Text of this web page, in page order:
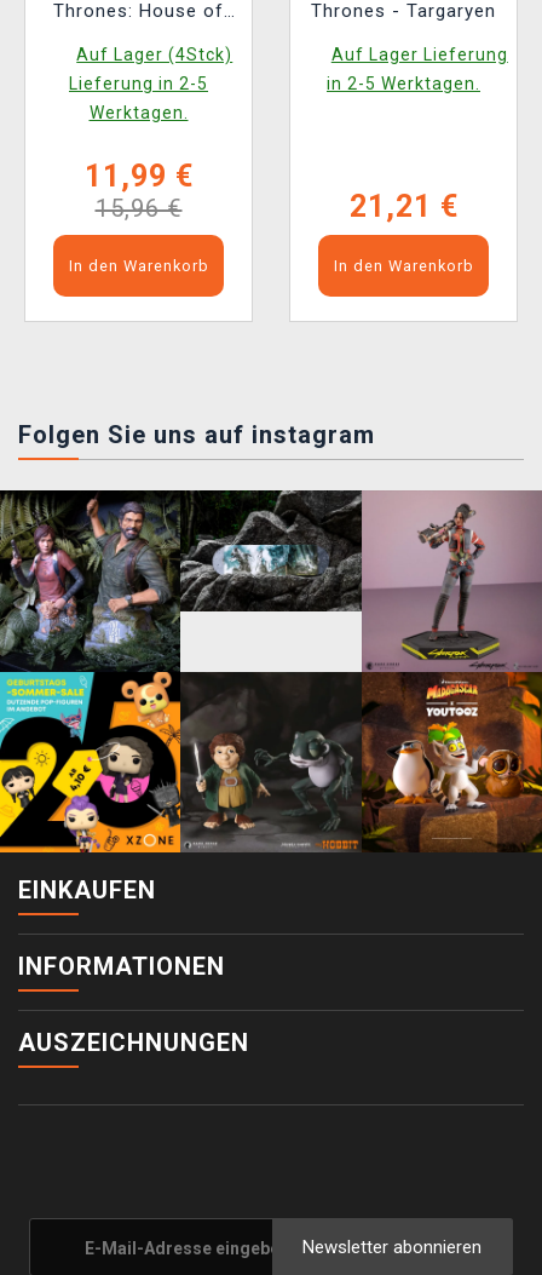
Thrones: House of
Valaryon (Funko POP!
House of the Dragon
18)
Auf Lager (4Stck)
Lieferung in 2-5
Werktagen.
11,99 €
15,96 €
In den Warenkorb
Thrones - Targaryen
Auf Lager Lieferung
in 2-5 Werktagen.
21,21 €
In den Warenkorb
Folgen Sie uns auf instagram
EINKAUFEN
INFORMATIONEN
AUSZEICHNUNGEN
Newsletter abonnieren